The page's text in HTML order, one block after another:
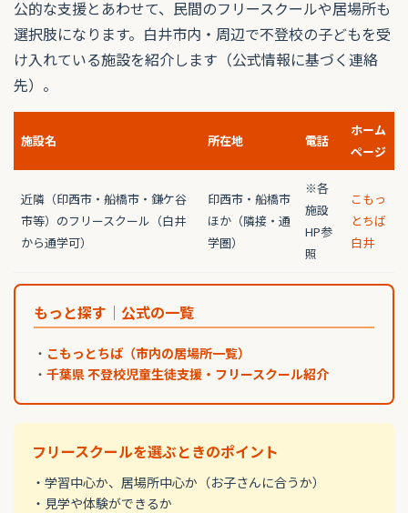
公的な支援とあわせて、民間のフリースクールや居場所も
選択肢になります。白井市内・周辺で不登校の子どもを受
け入れている施設を紹介します（公式情報に基づく連絡
先）。
施設名 所在地 電話
ホーム
ページ
近隣（印西市・船橋市・鎌ケ谷
市等）のフリースクール（白井
から通学可）
印西市・船橋市
ほか（隣接・通
学圏）
※各
施設
HP参
照
こもっ
とちば
白井
もっと探す｜公式の一覧
・ こもっとちば（市内の居場所一覧）
・ 千葉県 不登校児童生徒支援・フリースクール紹介
フリースクールを選ぶときのポイント
・学習中心か、居場所中心か（お子さんに合うか）
・見学や体験ができるか